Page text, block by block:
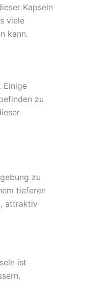
Kapseln
viele
kann.
Einige
zu
zu
tieferen
attraktiv
ist